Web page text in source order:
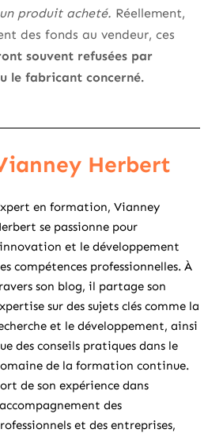
produit acheté. Réellement,
des fonds au vendeur, ces
souvent refusées par
le fabricant concerné.
Herbert
en formation, Vianney
se passionne pour
et le développement
compétences professionnelles. À
son blog, il partage son
sur des sujets clés comme la
et le développement, ainsi
des conseils pratiques dans le
de la formation continue.
de son expérience dans
des
et des entreprises,